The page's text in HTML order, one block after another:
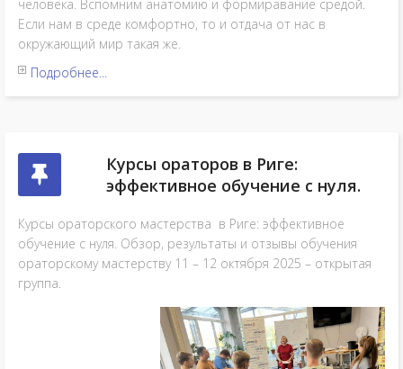
человека. Вспомним анатомию и формиравание средой.
Если нам в среде комфортно, то и отдача от нас в
окружающий мир такая же.
Подробнее...
Курсы ораторов в Риге:
эффективное обучение с нуля.
Курсы ораторского мастерства в Риге: эффективное
обучение с нуля. Обзор, результаты и отзывы обучения
ораторскому мастерству 11 – 12 октября 2025 – открытая
группа.